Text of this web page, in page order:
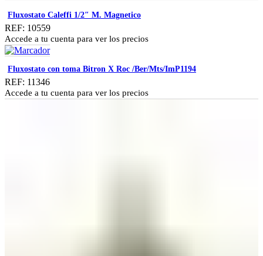
Fluxostato Caleffi 1/2″ M. Magnetico
REF: 10559
Accede a tu cuenta para ver los precios
Fluxostato con toma Bitron X Roc /Ber/Mts/ImP1194
REF: 11346
Accede a tu cuenta para ver los precios